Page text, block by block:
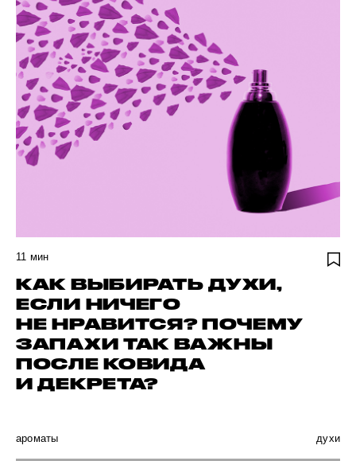
11 мин
КАК ВЫБИРАТЬ ДУХИ,
ЕСЛИ НИЧЕГО
НЕ НРАВИТСЯ? ПОЧЕМУ
ЗАПАХИ ТАК ВАЖНЫ
ПОСЛЕ КОВИДА
И ДЕКРЕТА?
ароматы духи